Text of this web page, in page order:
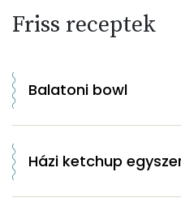
Friss receptek
Balatoni bowl
Házi ketchup